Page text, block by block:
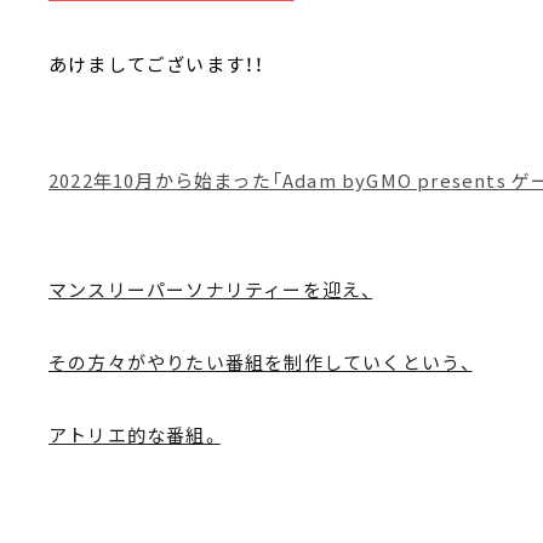
あけましてございます！！
2022年10月から始まった「Adam byGMO presents ゲ
マンスリーパーソナリティーを迎え、
その方々がやりたい番組を制作していくという、
アトリエ的な番組。